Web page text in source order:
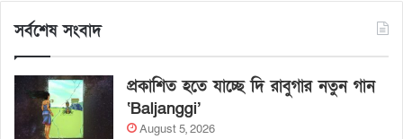
সর্বশেষ সংবাদ
প্রকাশিত হতে যাচ্ছে দি রাবুগার নতুন গান
‘Baljanggi’
August 5, 2026